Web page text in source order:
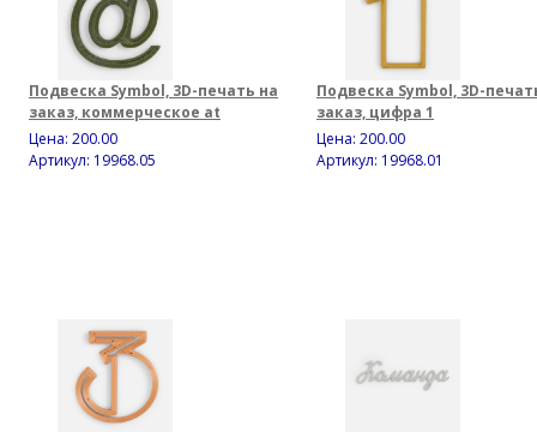
Подвеска Symbol, 3D-печать на
заказ, коммерческое at
Цена: 200.00
Артикул: 19968.05
Подвеска Symbol, 3D-
заказ, цифра 1
Цена: 200.00
Артикул: 19968.01